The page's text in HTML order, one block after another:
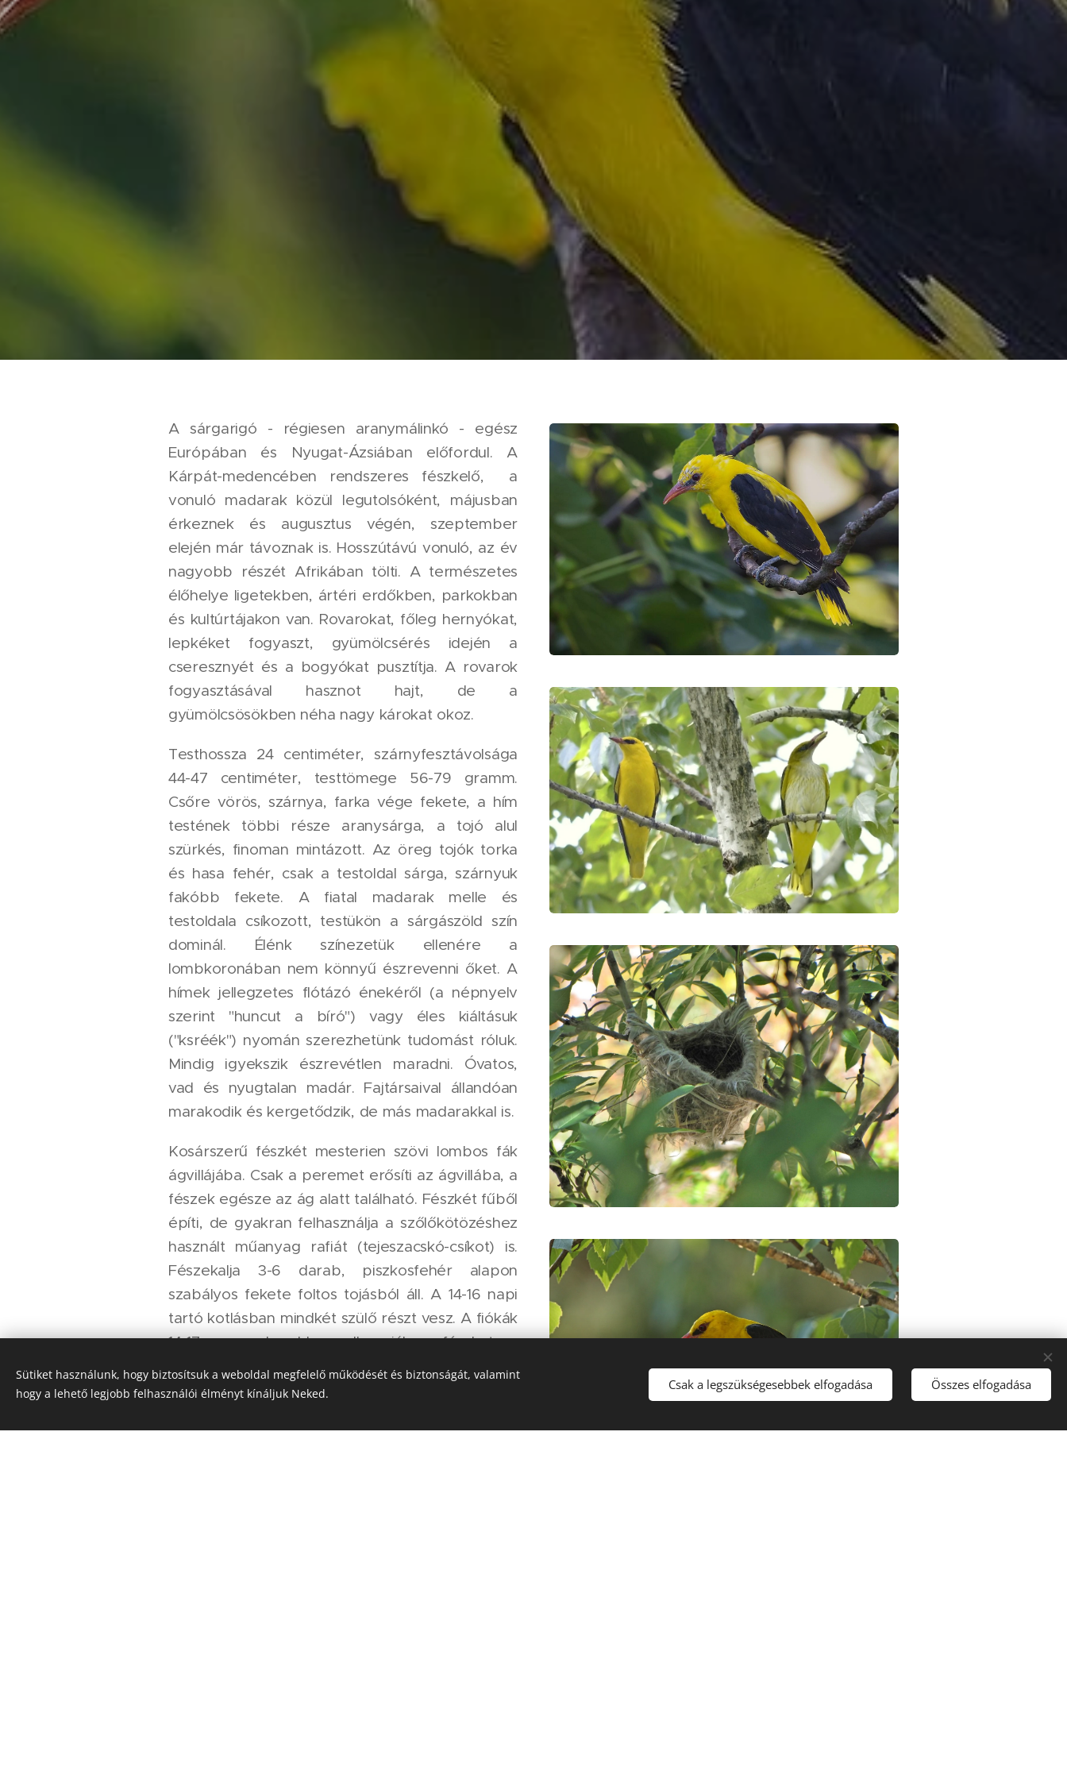
A sárgarigó - régiesen aranymálinkó - egész
Európában és Nyugat-Ázsiában előfordul. A
Kárpát-medencében rendszeres fészkelő, a
vonuló madarak közül legutolsóként, májusban
érkeznek és augusztus végén, szeptember
elején már távoznak is. Hosszútávú vonuló, az év
nagyobb részét Afrikában tölti. A természetes
élőhelye ligetekben, ártéri erdőkben, parkokban
és kultúrtájakon van. Rovarokat, főleg hernyókat,
lepkéket fogyaszt, gyümölcsérés idején a
cseresznyét és a bogyókat pusztítja. A rovarok
fogyasztásával hasznot hajt, de a
gyümölcsösökben néha nagy károkat okoz.
Testhossza 24 centiméter, szárnyfesztávolsága
44-47 centiméter, testtömege 56-79 gramm.
Csőre vörös, szárnya, farka vége fekete, a hím
testének többi része aranysárga, a tojó alul
szürkés, finoman mintázott. Az öreg tojók torka
és hasa fehér, csak a testoldal sárga, szárnyuk
fakóbb fekete. A fiatal madarak melle és
testoldala csíkozott, testükön a sárgászöld szín
dominál. Élénk színezetük ellenére a
lombkoronában nem könnyű észrevenni őket. A
hímek jellegzetes flótázó énekéről (a népnyelv
szerint "huncut a bíró") vagy éles kiáltásuk
("ksréék") nyomán szerezhetünk tudomást róluk.
Mindig igyekszik észrevétlen maradni. Óvatos,
vad és nyugtalan madár. Fajtársaival állandóan
marakodik és kergetődzik, de más madarakkal is.
Kosárszerű fészkét mesterien szövi lombos fák
ágvillájába. Csak a peremet erősíti az ágvillába, a
fészek egésze az ág alatt található. Fészkét fűből
építi, de gyakran felhasználja a szőlőkötözéshez
használt műanyag rafiát (tejeszacskó-csíkot) is.
Fészekalja 3-6 darab, piszkosfehér alapon
szabályos fekete foltos tojásból áll. A 14-16 napi
tartó kotlásban mindkét szülő részt vesz. A fiókák
14-17 napos korukban elhagyják a fészket, a
lombkoronában élő rovarokra vadásznak, a fiatal
szőrös hernyókat is, melyeknek kevés
Sütiket használunk, hogy biztosítsuk a weboldal megfelelő működését és biztonságát, valamint
hogy a lehető legjobb felhasználói élményt kínáljuk Neked.
Csak a legszükségesebbek elfogadása Összes elfogadása